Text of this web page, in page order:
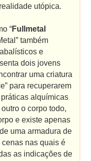
utópica.
“Fullmetal
também
e
dois jovens
uma criatura
para recuperarem
alquímicas
o corpo todo,
e existe apenas
uma armadura de
nas quais é
as indicações de